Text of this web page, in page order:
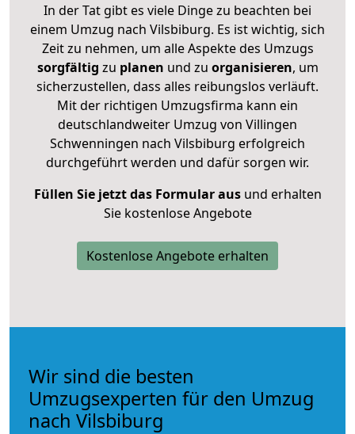
In der Tat gibt es viele Dinge zu beachten bei
einem Umzug nach Vilsbiburg. Es ist wichtig, sich
Zeit zu nehmen, um alle Aspekte des Umzugs
sorgfältig zu planen und zu organisieren, um
sicherzustellen, dass alles reibungslos verläuft.
Mit der richtigen Umzugsfirma kann ein
deutschlandweiter Umzug von Villingen
Schwenningen nach Vilsbiburg erfolgreich
durchgeführt werden und dafür sorgen wir.
Füllen Sie jetzt das Formular ausund erhalten
Sie kostenlose Angebote
Kostenlose Angebote erhalten
Wir sind die besten
Umzugsexperten für den Umzug
nach Vilsbiburg